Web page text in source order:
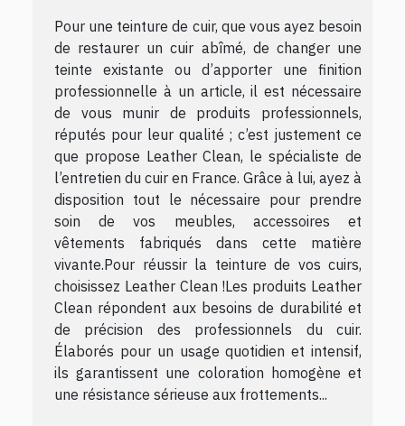
Pour une teinture de cuir, que vous ayez besoin
de restaurer un cuir abîmé, de changer une
teinte existante ou d’apporter une finition
professionnelle à un article, il est nécessaire
de vous munir de produits professionnels,
réputés pour leur qualité ; c’est justement ce
que propose Leather Clean, le spécialiste de
l’entretien du cuir en France. Grâce à lui, ayez à
disposition tout le nécessaire pour prendre
soin de vos meubles, accessoires et
vêtements fabriqués dans cette matière
vivante.Pour réussir la teinture de vos cuirs,
choisissez Leather Clean !Les produits Leather
Clean répondent aux besoins de durabilité et
de précision des professionnels du cuir.
Élaborés pour un usage quotidien et intensif,
ils garantissent une coloration homogène et
une résistance sérieuse aux frottements...